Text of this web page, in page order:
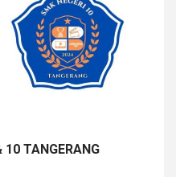
TANGERANG